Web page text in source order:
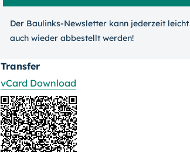
Der Baulinks-Newsletter kann jeder­zeit leicht
auch wieder ab­bestellt werden!
Transfer
vCard Download